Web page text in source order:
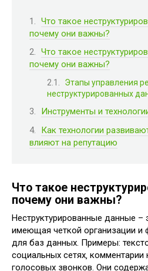
Что такое
почему они важны?
Что такое
почему они важны?
Этапы управления
неструктурированных
Инструменты и
Как технологии
влияют на репутацию
Что такое
почему они важны?
Неструктурированные данные –
имеющая четкой организации и
для баз данных. Примеры:
социальных сетях‚ комментарии
голосовых звонков. Они